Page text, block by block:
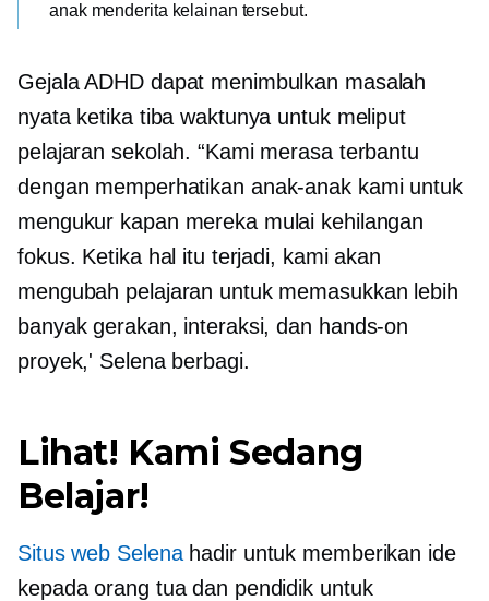
anak menderita kelainan tersebut.
Gejala ADHD dapat menimbulkan masalah
nyata ketika tiba waktunya untuk meliput
pelajaran sekolah. “Kami merasa terbantu
dengan memperhatikan anak-anak kami untuk
mengukur kapan mereka mulai kehilangan
fokus. Ketika hal itu terjadi, kami akan
mengubah pelajaran untuk memasukkan lebih
banyak gerakan, interaksi, dan hands-on
proyek,' Selena berbagi.
Lihat! Kami Sedang
Belajar!
Situs web Selenahadir untuk memberikan ide
kepada orang tua dan pendidik untuk